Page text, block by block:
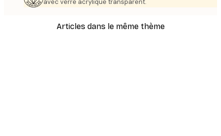
avec verre acrylique transparent.
Articles dans le même thème